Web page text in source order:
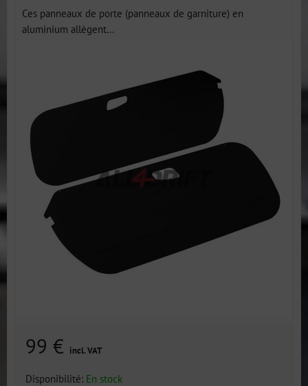
Ces panneaux de porte (panneaux de garniture) en
aluminium allègent...
99 € incl. VAT
Disponibilité: En stock